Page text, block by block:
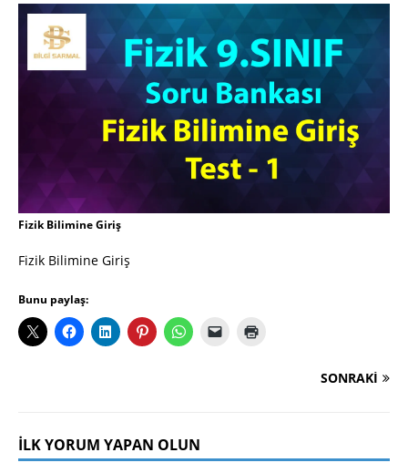
Fizik Bilimine Giriş
Fizik Bilimine Giriş
Bunu paylaş:
SONRAKI
İLK YORUM YAPAN OLUN